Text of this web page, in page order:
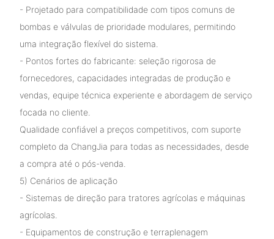
- Projetado para compatibilidade com tipos comuns de
bombas e válvulas de prioridade modulares, permitindo
uma integração flexível do sistema.
- Pontos fortes do fabricante: seleção rigorosa de
fornecedores, capacidades integradas de produção e
vendas, equipe técnica experiente e abordagem de serviço
focada no cliente.
Qualidade confiável a preços competitivos, com suporte
completo da ChangJia para todas as necessidades, desde
a compra até o pós-venda.
5) Cenários de aplicação
- Sistemas de direção para tratores agrícolas e máquinas
agrícolas.
- Equipamentos de construção e terraplenagem